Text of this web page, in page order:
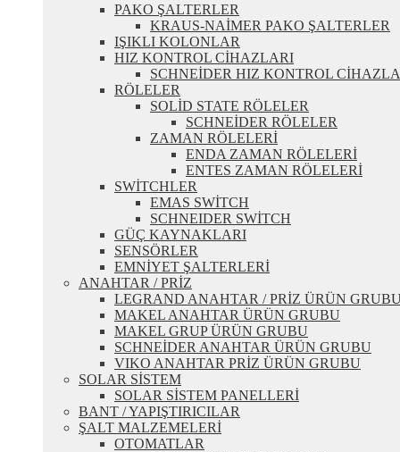
PAKO ŞALTERLER
KRAUS-NAİMER PAKO ŞALTERLER
IŞIKLI KOLONLAR
HIZ KONTROL CİHAZLARI
SCHNEİDER HIZ KONTROL
RÖLELER
SOLİD STATE RÖLELER
SCHNEİDER RÖLELER
ZAMAN RÖLELERİ
ENDA ZAMAN RÖLELERİ
ENTES ZAMAN RÖLELERİ
SWİTCHLER
EMAS SWİTCH
SCHNEIDER SWİTCH
GÜÇ KAYNAKLARI
SENSÖRLER
EMNİYET ŞALTERLERİ
ANAHTAR / PRİZ
LEGRAND ANAHTAR / PRİZ ÜRÜN
MAKEL ANAHTAR ÜRÜN GRUBU
MAKEL GRUP ÜRÜN GRUBU
SCHNEİDER ANAHTAR ÜRÜN GRUBU
VIKO ANAHTAR PRİZ ÜRÜN GRUBU
SOLAR SİSTEM
SOLAR SİSTEM PANELLERİ
BANT / YAPIŞTIRICILAR
ŞALT MALZEMELERİ
OTOMATLAR